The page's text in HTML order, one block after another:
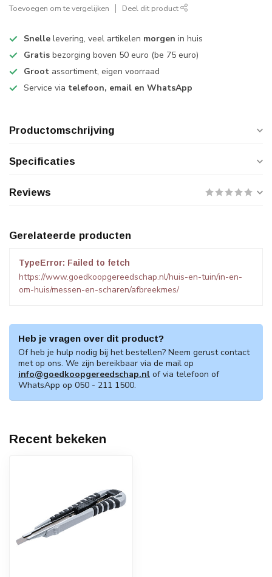
Toevoegen om te vergelijken Deel dit product
Snelle levering, veel artikelen morgen in huis
Gratis bezorging boven 50 euro (be 75 euro)
Groot assortiment, eigen voorraad
Service via telefoon, email en WhatsApp
Productomschrijving
Specificaties
Reviews
Gerelateerde producten
TypeError: Failed to fetch
https://www.goedkoopgereedschap.nl/huis-en-tuin/in-en-
om-huis/messen-en-scharen/afbreekmes/
Heb je vragen over dit product?
Of heb je hulp nodig bij het bestellen? Neem gerust contact
met op ons. We zijn bereikbaar via de mail op
info@goedkoopgereedschap.nl of via telefoon of
WhatsApp op 050 - 211 1500.
Recent bekeken